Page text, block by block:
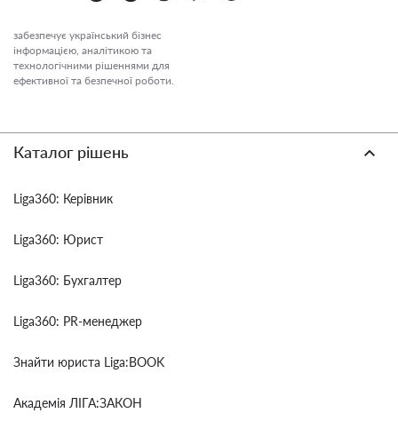
забезпечує український бізнес
інформацією, аналітикою та
технологічними рішеннями для
ефективної та безпечної роботи.
Каталог рішень
Liga360: Керівник
Liga360: Юрист
Liga360: Бухгалтер
Liga360: PR-менеджер
Знайти юриста Liga:BOOK
Академія ЛІГА:ЗАКОН